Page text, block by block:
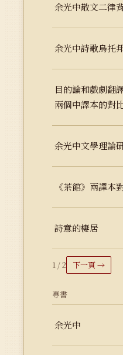
余光中散文二律
余光中詩歌烏托
目的論和戲劇翻
兩個中譯本的對
余光中文學理論
《茶館》兩譯本
詩意的棲居
1 / 2 下一頁 →
專書
余光中